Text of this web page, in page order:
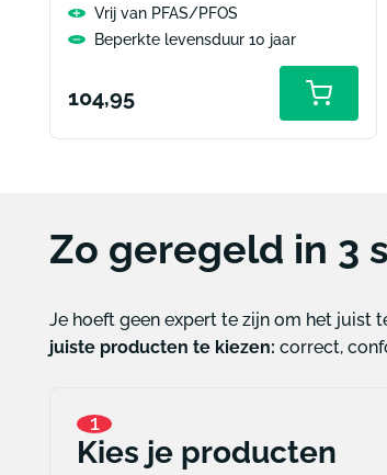
Vrij van PFAS/PFOS
Beperkte levensduur 10 jaar
Normale
104,95
Zo geregeld in 3
Je hoeft geen expert te zijn om het juist
juiste producten te kiezen: correct,
1
Kies je producten